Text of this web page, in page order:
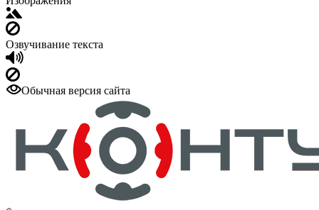
Озвучивание текста
Обычная версия сайта